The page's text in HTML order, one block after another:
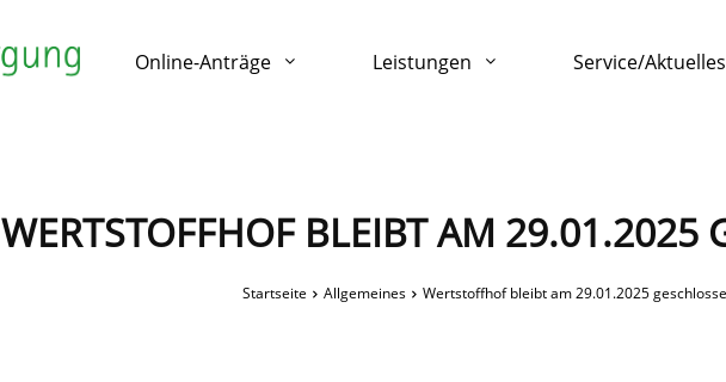
Online-Anträge Leistungen Service/Aktuelles
WERTSTOFFHOF BLEIBT AM 29.01.2025
Startseite Allgemeines Wertstoffhof bleibt am 29.01.2025